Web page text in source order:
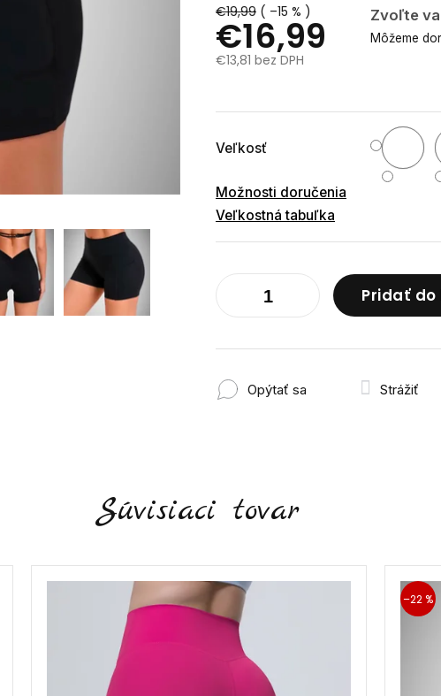
€19,99 ( –15 % )
€16,99 Zvoľte
Môžeme
€13,81 bez DPH
Veľkosť
Možnosti doručenia
Veľkostná tabuľka
Pridať
Opýtať sa Strážiť
Súvisiaci tovar
–22 %